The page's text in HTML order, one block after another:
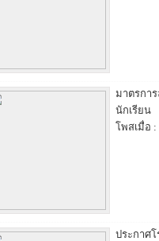
มาตรกา
นักเรียน
โพสเมื่อ :
ประกาศ